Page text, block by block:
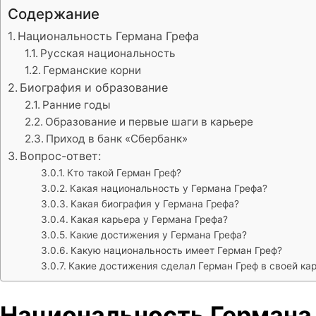
Содержание
Национальность Германа Грефа
Русская национальность
Германские корни
Биография и образование
Ранние годы
Образование и первые шаги в карьере
Приход в банк «Сбербанк»
Вопрос-ответ:
Кто такой Герман Греф?
Какая национальность у Германа Грефа?
Какая биография у Германа Грефа?
Какая карьера у Германа Грефа?
Какие достижения у Германа Грефа?
Какую национальность имеет Герман Греф?
Какие достижения сделал Герман Греф в своей